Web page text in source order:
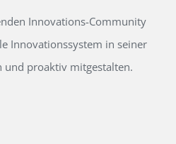
Innovations-Community
Innovationssystem in seiner
proaktiv mitgestalten.